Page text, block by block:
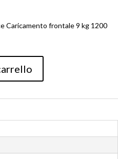
Caricamento frontale 9 kg 1200